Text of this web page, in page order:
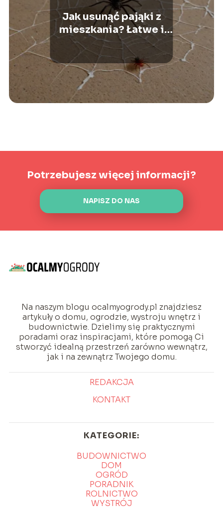
Jak usunąć pająki z
mieszkania? Łatwe i
skuteczne sposoby
Potrzebujesz więcej informacji?
NAPISZ DO NAS
Na naszym blogu ocalmyogrody.pl znajdziesz
artykuły o domu, ogrodzie, wystroju wnętrz i
budownictwie. Dzielimy się praktycznymi
poradami oraz inspiracjami, które pomogą Ci
stworzyć idealną przestrzeń zarówno wewnątrz,
jak i na zewnątrz Twojego domu.
REDAKCJA
KONTAKT
KATEGORIE:
BUDOWNICTWO
DOM
OGRÓD
PORADNIK
ROLNICTWO
WYSTRÓJ